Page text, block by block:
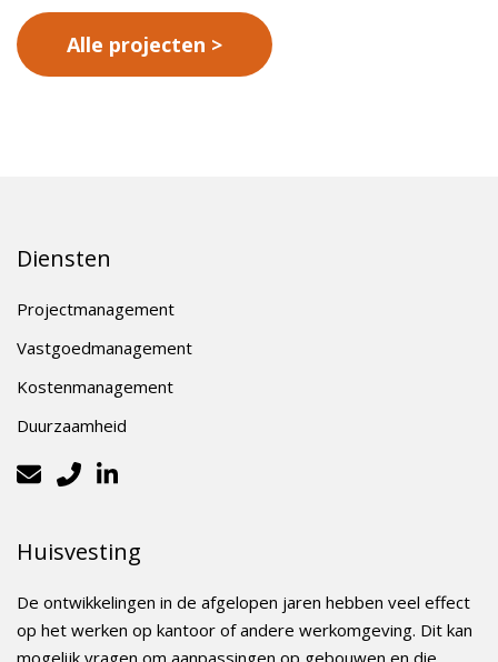
Alle projecten
Diensten
Projectmanagement
Vastgoedmanagement
Kostenmanagement
Duurzaamheid
Huisvesting
De ontwikkelingen in de afgelopen jaren hebben veel effect
op het werken op kantoor of andere werkomgeving. Dit kan
mogelijk vragen om aanpassingen op gebouwen en die